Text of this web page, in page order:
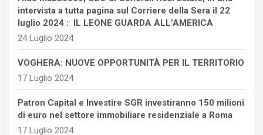
intervista a tutta pagina sul Corriere della Sera il 22
luglio 2024 : IL LEONE GUARDA ALL’AMERICA
24 Luglio 2024
VOGHERA: NUOVE OPPORTUNITÀ PER IL TERRITORIO
17 Luglio 2024
Patron Capital e Investire SGR investiranno 150 milioni
di euro nel settore immobiliare residenziale a Roma
17 Luglio 2024